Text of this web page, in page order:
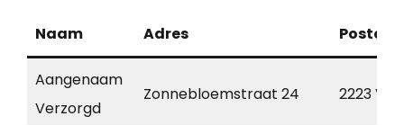
Naam Adres
Aangenaam
Verzorgd
Zonnebloemstraat 24 2223 VC